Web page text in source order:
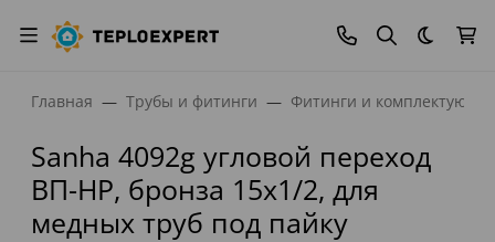
Темная
Главная Трубы и фитинги Фитинги и
Sanha 4092g угловой переход
ВП-НР, бронза 15x1/2, для
медных труб под пайку